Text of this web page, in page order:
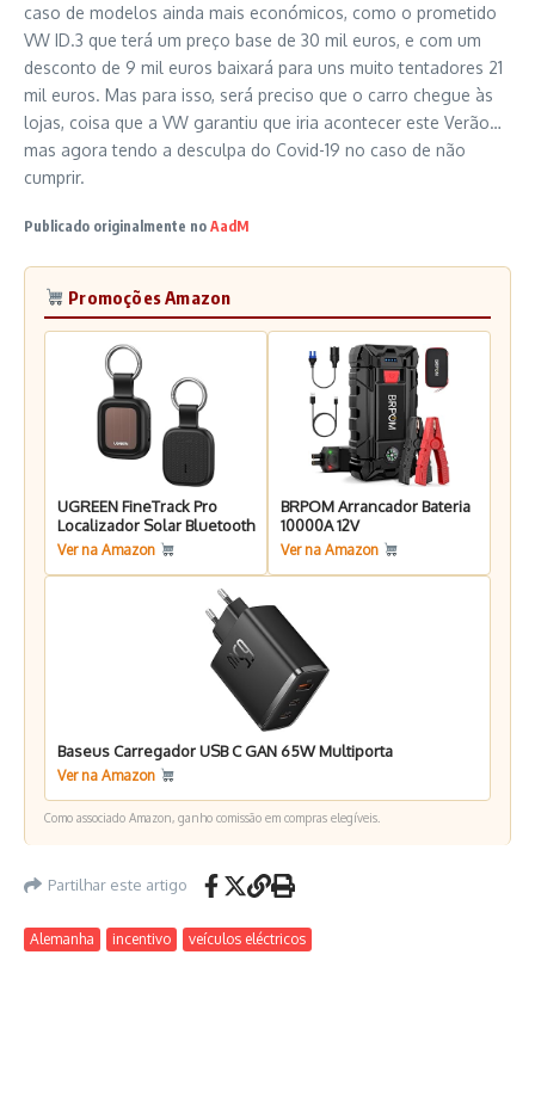
caso de modelos ainda mais económicos, como o prometido
VW ID.3 que terá um preço base de 30 mil euros, e com um
desconto de 9 mil euros baixará para uns muito tentadores 21
mil euros. Mas para isso, será preciso que o carro chegue às
lojas, coisa que a VW garantiu que iria acontecer este Verão…
mas agora tendo a desculpa do Covid-19 no caso de não
cumprir.
Publicado originalmente no AadM
Promoções Amazon
UGREEN FineTrack Pro
Localizador Solar Bluetooth
Ver na Amazon
BRPOM Arrancador Bateria
10000A 12V
Ver na Amazon
Baseus Carregador USB C GAN 65W Multiporta
Ver na Amazon
Como associado Amazon, ganho comissão em compras elegíveis.
Partilhar este artigo
Alemanha incentivo veículos eléctricos